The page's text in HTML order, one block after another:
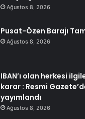
Ağustos 8, 2026
Pusat-Özen Barajı
Ağustos 8, 2026
IBAN’ı olan herkesi
karar : Resmi
yayımlandı
Ağustos 8, 2026